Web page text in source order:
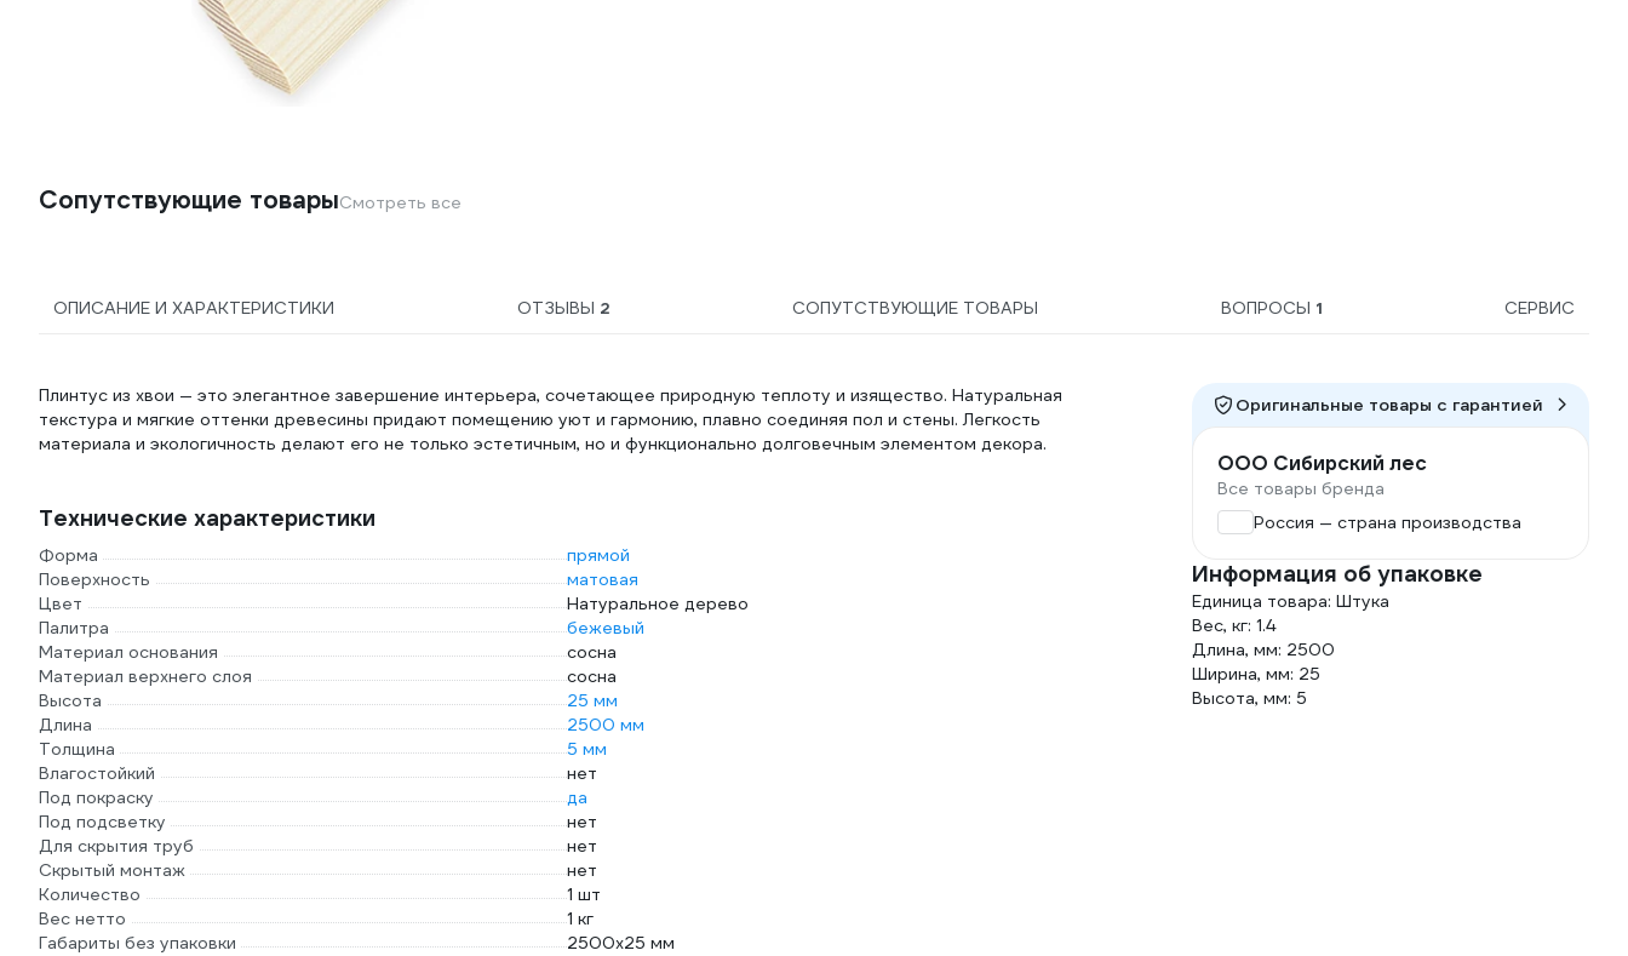
Сопутствующие товарыСмотреть все
ОПИСАНИЕ И ХАРАКТЕРИСТИКИ ОТЗЫВЫ 2 СОПУТСТВУЮЩИЕ ТОВАРЫ ВОПРОСЫ 1 СЕРВИС
Плинтус из хвои — это элегантное завершение интерьера, сочетающее природную теплоту и изящество. Натуральная
текстура и мягкие оттенки древесины придают помещению уют и гармонию, плавно соединяя пол и стены. Легкость
материала и экологичность делают его не только эстетичным, но и функционально долговечным элементом декора.
Технические характеристики
Форма
прямой
Поверхность
матовая
Цвет
Натуральное дерево
Палитра
бежевый
Материал основания
сосна
Материал верхнего слоя
сосна
Высота
25 мм
Длина
2500 мм
Толщина
5 мм
Влагостойкий
нет
Под покраску
да
Под подсветку
нет
Для скрытия труб
нет
Скрытый монтаж
нет
Количество
1 шт
Вес нетто
1 кг
Габариты без упаковки
2500х25 мм
Оригинальные товары c гарантией
ООО Сибирский лес
Все товары бренда
Россия — страна производства
Информация об упаковке
Единица товара: Штука
Вес, кг: 1.4
Длина, мм: 2500
Ширина, мм: 25
Высота, мм: 5